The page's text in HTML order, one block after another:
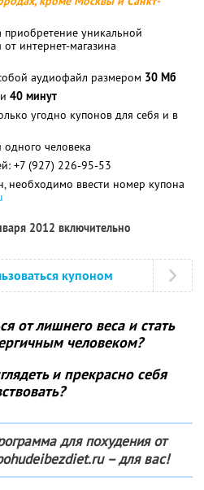
уникальной
интернет-магазина
аудиофайл размером 30 Мб
40 минут
угодно купонов для себя и в
человека
+7 (927) 226-95-53
необходимо ввести номер купона
2012 включительно
купоном
от лишнего веса и стать
человеком?
и прекрасно себя
для похудения от
– для вас!